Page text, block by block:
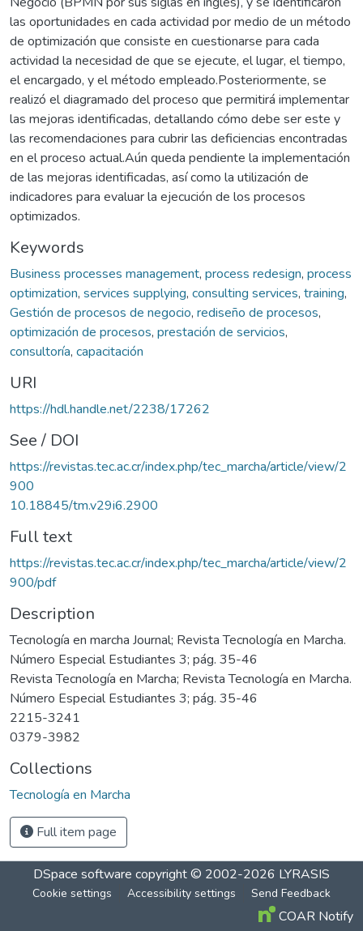
las oportunidades en cada actividad por medio de un método
de optimización que consiste en cuestionarse para cada
actividad la necesidad de que se ejecute, el lugar, el tiempo,
el encargado, y el método empleado.Posteriormente, se
realizó el diagramado del proceso que permitirá implementar
las mejoras identificadas, detallando cómo debe ser este y
las recomendaciones para cubrir las deficiencias encontradas
en el proceso actual.Aún queda pendiente la implementación
de las mejoras identificadas, así como la utilización de
indicadores para evaluar la ejecución de los procesos
optimizados.
Keywords
Business processes management, process redesign, process
optimization, services supplying, consulting services, training,
Gestión de procesos de negocio, rediseño de procesos,
optimización de procesos, prestación de servicios,
consultoría, capacitación
URI
https://hdl.handle.net/2238/17262
See / DOI
https://revistas.tec.ac.cr/index.php/tec_marcha/article/view/2
900
10.18845/tm.v29i6.2900
Full text
https://revistas.tec.ac.cr/index.php/tec_marcha/article/view/2
900/pdf
Description
Tecnología en marcha Journal; Revista Tecnología en Marcha.
Número Especial Estudiantes 3; pág. 35-46
Revista Tecnología en Marcha; Revista Tecnología en Marcha.
Número Especial Estudiantes 3; pág. 35-46
2215-3241
0379-3982
Collections
Tecnología en Marcha
Full item page
DSpace software copyright © 2002-2026 LYRASIS
Cookie settings Accessibility settings Send Feedback
COAR Notify